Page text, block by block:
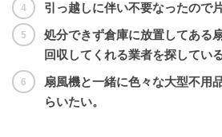
引っ越しに伴い不要なったので
処分できず倉庫に放置してある
回収してくれる業者を探している
扇風機と一緒に色々な大型不用
らいたい。